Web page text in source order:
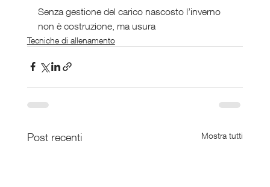
Senza gestione del carico nascosto l’inverno
non è costruzione, ma usura
Tecniche di allenamento
Post recenti Mostra tutti